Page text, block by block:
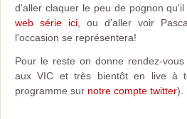
d'aller claquer le peu de pognon qu'il
web série ici , ou d'aller voir
l'occasion se représentera!
Pour le reste on donne rendez-
aux VIC et très bientôt en live à
programme sur notre compte twitter).